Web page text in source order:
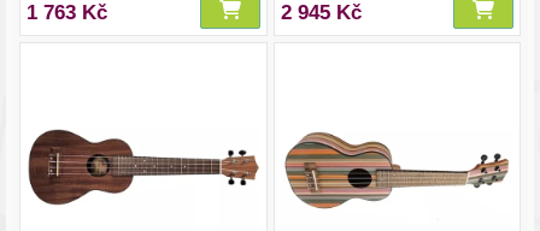
1 763 Kč 2 945 Kč